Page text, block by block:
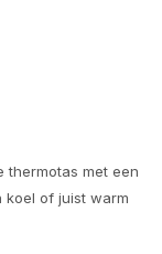
thermotas met een
koel of juist warm